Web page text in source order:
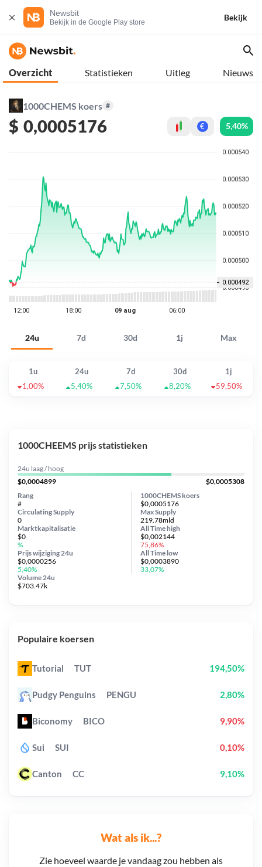
Newsbit
Bekijk in de Google Play store
Bekijk
Overzicht Statistieken Uitleg Nieuws
1000CHEMS koers #
$ 0,0005176 € 5,40%
24u 7d 30d 1j Max
1u 24u 7d 30d
1j
1,00%
5,40% 7,50% 8,20% 59,50%
Wat als ik...?
Zie hoeveel waarde je vandaag zou hebben als
1000CHEEMS prijs statistieken
24u laag / hoog
$0,0004899
$0,0005308
1000CHEMS koers
$0,0005176
Circulating Supply
0
Prijs wijziging 24u
$0,0000256
5,40%
Max Supply
219.78mld
Marktkapitalisatie
$0
%
Volume 24u
$703.47k
Rang
#
All Timehigh
$0,002144
75,86%
All Time low
$0,0003890
33,07%
Populaire koersen
Tutorial TUT 194,50%
Pudgy Penguins PENGU 2,80%
Biconomy BICO 9,90%
Sui SUI 0,10%
Canton CC 9,10%